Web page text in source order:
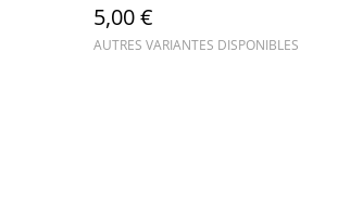
5,00 €
AUTRES VARIANTES DISPONIBLES